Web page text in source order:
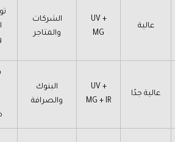
عالية
UV +
MG
الشركات
والمتاجر
عالية جدًا
UV +
MG + IR
البنوك
والصرافة